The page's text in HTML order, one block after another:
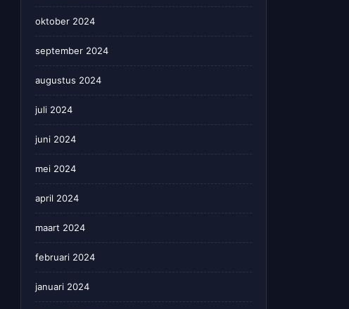
oktober 2024
september 2024
augustus 2024
juli 2024
juni 2024
mei 2024
april 2024
maart 2024
februari 2024
januari 2024